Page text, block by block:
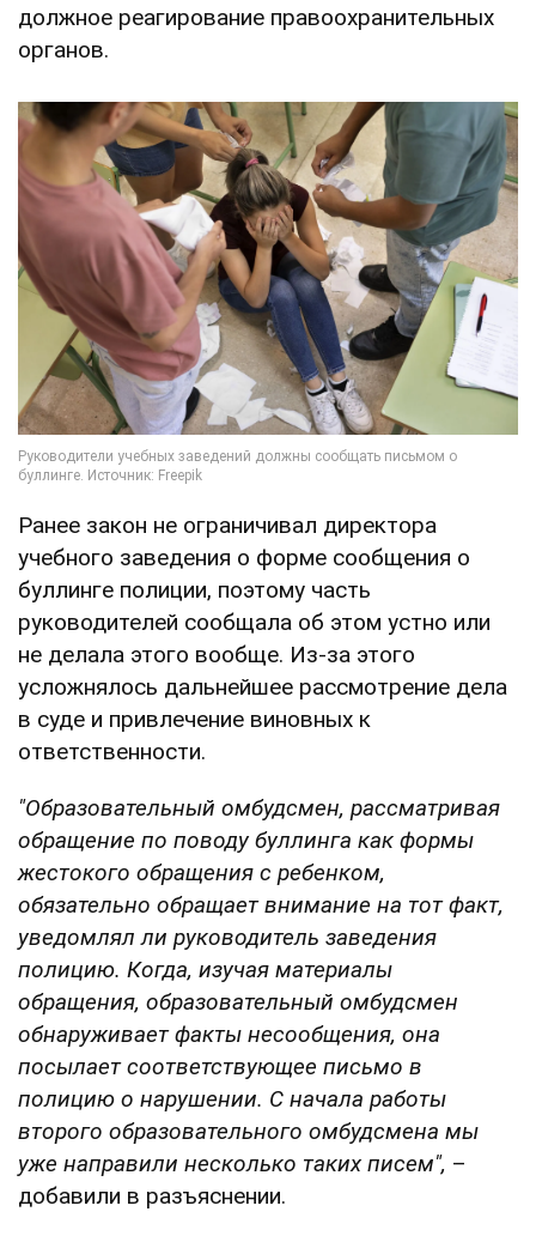
должное реагирование правоохранительных
органов.
Ранее закон не ограничивал директора
учебного заведения о форме сообщения о
буллинге полиции, поэтому часть
руководителей сообщала об этом устно или
не делала этого вообще. Из-за этого
усложнялось дальнейшее рассмотрение дела
в суде и привлечение виновных к
ответственности.
"Образовательный омбудсмен, рассматривая
обращение по поводу буллинга как формы
жестокого обращения с ребенком,
обязательно обращает внимание на тот факт,
уведомлял ли руководитель заведения
полицию. Когда, изучая материалы
обращения, образовательный омбудсмен
обнаруживает факты несообщения, она
посылает соответствующее письмо в
полицию о нарушении. С начала работы
второго образовательного омбудсмена мы
уже направили несколько таких писем", –
добавили в разъяснении.